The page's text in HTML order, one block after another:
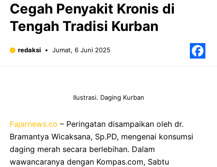
Cegah Penyakit Kronis di
Tengah Tradisi Kurban
redaksi Jumat, 6 Juni 2025
Ilustrasi. Daging Kurban
Fajarnews.co – Peringatan disampaikan oleh dr.
Bramantya Wicaksana, Sp.PD, mengenai konsumsi
daging merah secara berlebihan. Dalam
wawancaranya dengan Kompas.com, Sabtu